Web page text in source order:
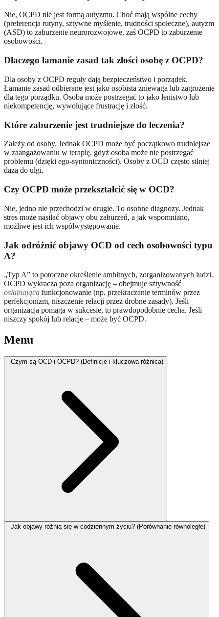
Nie, OCPD nie jest formą autyzmu. Choć mają wspólne cechy
(preferencja rutyny, sztywne myślenie, trudności społeczne), autyzm
(ASD) to zaburzenie neurorozwojowe, zaś OCPD to zaburzenie
osobowości.
Dlaczego łamanie zasad tak złości osobę z OCPD?
Dla osoby z OCPD reguły dają bezpieczeństwo i porządek.
Łamanie zasad odbierane jest jako osobista zniewaga lub zagrożenie
dla tego porządku. Osoba może postrzegać to jako lenistwo lub
niekompetencję, wywołujące frustrację i złość.
Które zaburzenie jest trudniejsze do leczenia?
Zależy od osoby. Jednak OCPD może być początkowo trudniejsze
w zaangażowaniu w terapię, gdyż osoba może nie postrzegać
problemu (dzięki ego-syntoniczności). Osoby z OCD często silniej
dążą do ulgi.
Czy OCPD może przekształcić się w OCD?
Nie, jedno nie przechodzi w drugie. To osobne diagnozy. Jednak
stres może nasilać objawy obu zaburzeń, a jak wspomniano,
możliwe jest ich współwystępowanie.
Jak odróżnić objawy OCD od cech osobowości typu
A?
„Typ A” to potoczne określenie ambitnych, zorganizowanych ludzi.
OCPD wykracza poza organizację – obejmuje sztywność
osłabiającą funkcjonowanie (np. przekraczanie terminów przez
perfekcjonizm, niszczenie relacji przez drobne zasady). Jeśli
organizacja pomaga w sukcesie, to prawdopodobnie cecha. Jeśli
niszczy spokój lub relacje – może być OCPD.
Menu
Czym są OCD i OCPD? (Definicje i kluczowa różnica)
Jak objawy różnią się w codziennym życiu? (Porównanie równoległe)